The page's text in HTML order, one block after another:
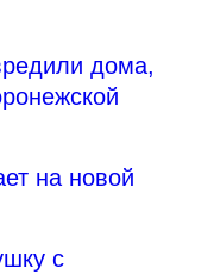
дома,
на новой
с